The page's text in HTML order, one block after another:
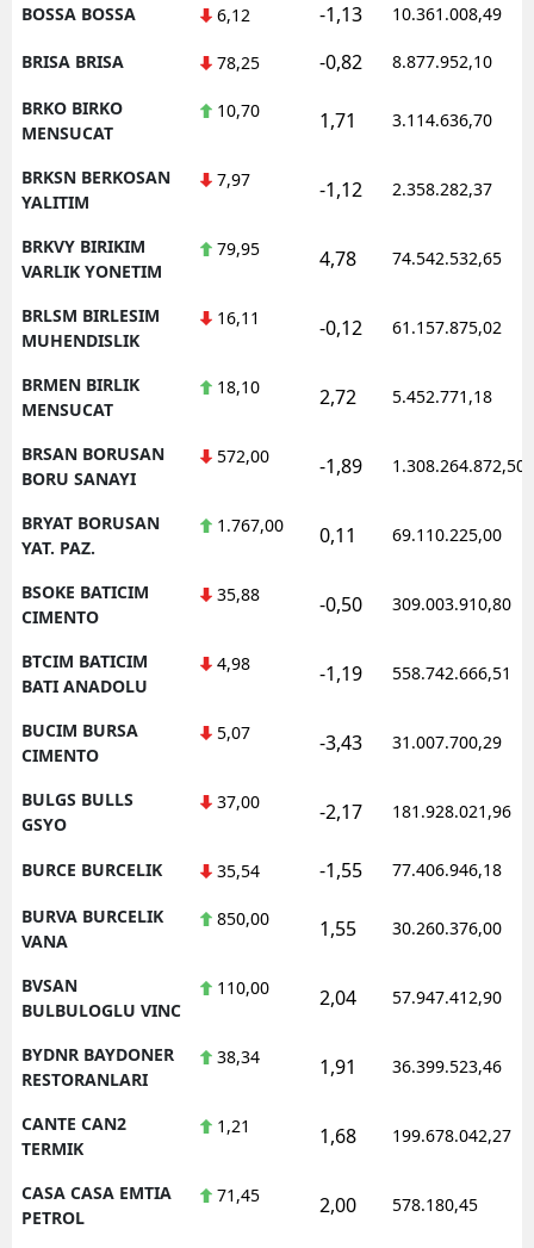
BOSSA BOSSA 6,12 -1,13 10.361.008,49
BRISA BRISA 78,25 -0,82 8.877.952,10
BRKO BIRKO
MENSUCAT
10,70 1,71 3.114.636,70
BRKSN BERKOSAN
YALITIM
7,97 -1,12 2.358.282,37
BRKVY BIRIKIM
VARLIK YONETIM
79,95 4,78 74.542.532,65
BRLSM BIRLESIM
MUHENDISLIK
16,11 -0,12 61.157.875,02
BRMEN BIRLIK
MENSUCAT
18,10 2,72 5.452.771,18
BRSAN BORUSAN
BORU SANAYI
572,00 -1,89 1.308.264.872,50
BRYAT BORUSAN
YAT. PAZ.
1.767,00 0,11 69.110.225,00
BSOKE BATICIM
CIMENTO
35,88 -0,50 309.003.910,80
BTCIM BATICIM
BATI ANADOLU
4,98 -1,19 558.742.666,51
BUCIM BURSA
CIMENTO
5,07 -3,43 31.007.700,29
BULGS BULLS
GSYO
37,00 -2,17 181.928.021,96
BURCE BURCELIK 35,54 -1,55 77.406.946,18
BURVA BURCELIK
VANA
850,00 1,55 30.260.376,00
BVSAN
BULBULOGLU VINC
110,00 2,04 57.947.412,90
BYDNR BAYDONER
RESTORANLARI
38,34 1,91 36.399.523,46
CANTE CAN2
TERMIK
1,21 1,68 199.678.042,27
CASA CASA EMTIA
PETROL
71,45 2,00 578.180,45